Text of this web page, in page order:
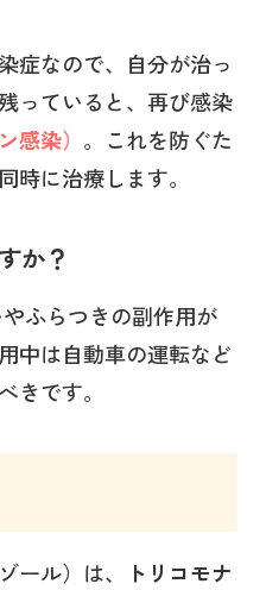
症なので、自分が治っ
っていると、再び感染
感染） 。これを防ぐた
時に治療します。
か？
ふらつきの副作用が
中は自動車の運転など
きです。
ール）は、 トリコモナ